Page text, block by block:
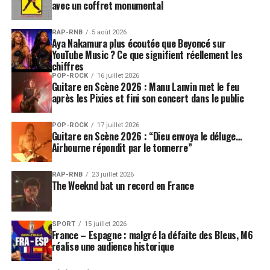
avec un coffret monumental
RAP-RNB 5 août 2026
Aya Nakamura plus écoutée que Beyoncé sur
YouTube Music ? Ce que signifient réellement les
chiffres
POP-ROCK 16 juillet 2026
Guitare en Scène 2026 : Manu Lanvin met le feu
après les Pixies et fini son concert dans le public
POP-ROCK 17 juillet 2026
Guitare en Scène 2026 : “Dieu envoya le déluge…
Airbourne répondit par le tonnerre”
RAP-RNB 23 juillet 2026
The Weeknd bat un record en France
SPORT 15 juillet 2026
France – Espagne : malgré la défaite des Bleus, M6
réalise une audience historique